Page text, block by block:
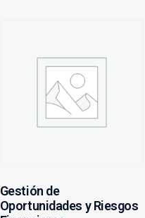
Gestión de
Oportunidades y Riesgos